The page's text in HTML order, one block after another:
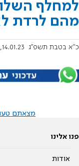
למחלף
מהם לרדת
כ"א בטבת תשפ"ג 14.01.23, 22:06
מצאתם
פנו אלינו
אודות